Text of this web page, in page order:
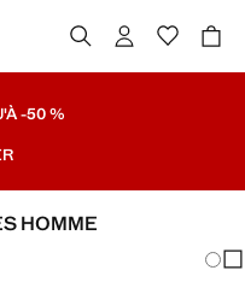
-50 %
HOMME